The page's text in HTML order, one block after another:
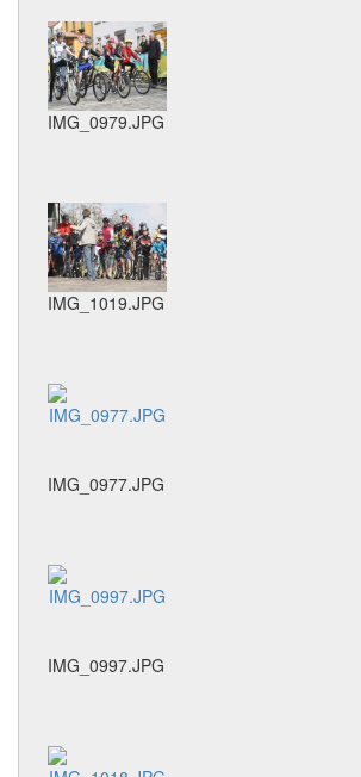
IMG_0979.JPG
IMG_1019.JPG
IMG_0977.JPG
IMG_0997.JPG